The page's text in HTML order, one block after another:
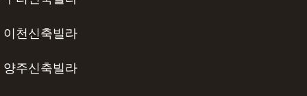
이천신축빌라
양주신축빌라